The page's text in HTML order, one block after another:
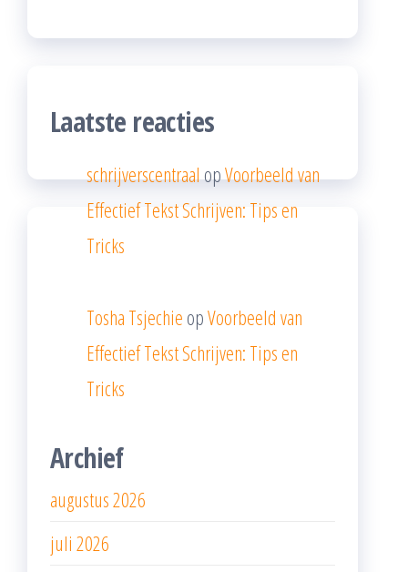
Laatste reacties
schrijverscentraalopVoorbeeld van
Effectief Tekst Schrijven: Tips en
Tricks
Tosha Tsjechie opVoorbeeld van
Effectief Tekst Schrijven: Tips en
Tricks
Archief
augustus 2026
juli 2026